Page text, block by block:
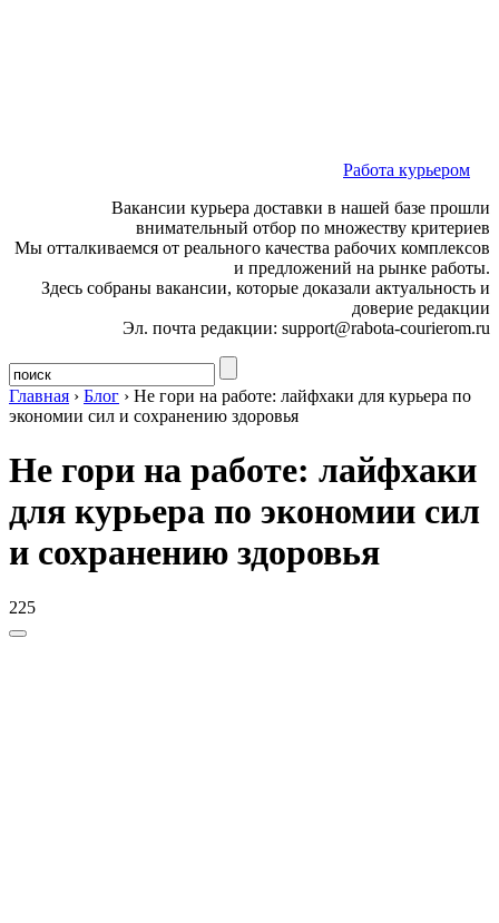
Работа курьером
Вакансии курьера доставки в нашей базе прошли
внимательный отбор по множеству критериев
Мы отталкиваемся от реального качества рабочих комплексов
и предложений на рынке работы.
Здесь собраны вакансии, которые доказали актуальность и
доверие редакции
Эл. почта редакции: support@rabota-courierom.ru
Главная › Блог › Не гори на работе: лайфхаки для курьера по
экономии сил и сохранению здоровья
Не гори на работе: лайфхаки
для курьера по экономии сил
и сохранению здоровья
225